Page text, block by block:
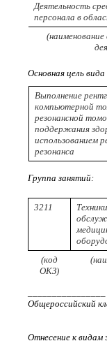
Деятельность
персонала в
Основная цель
Выполнение
компьютерной
резонансной
поддержания
использованием
резонанса
Группа занятий:
3211
(код
ОКЗ)
Общероссийский
Отнесение к видам